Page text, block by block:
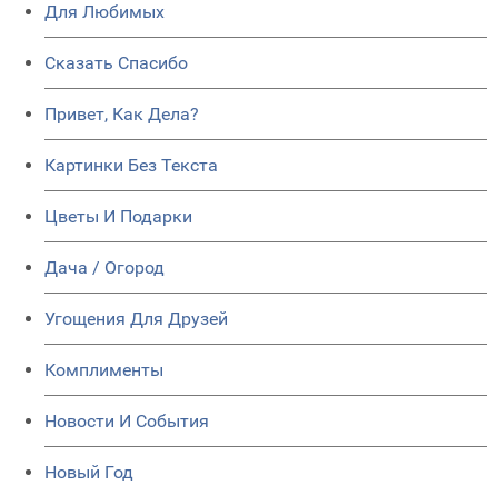
Для Любимых
Сказать Спасибо
Привет, Как Дела?
Картинки Без Текста
Цветы И Подарки
Дача / Огород
Угощения Для Друзей
Комплименты
Новости И События
Новый Год